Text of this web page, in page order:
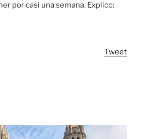
por casi una semana. Explico:
Tweet